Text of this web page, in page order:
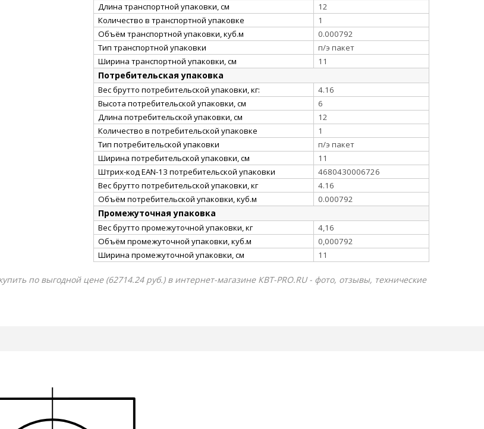
Длина транспортной упаковки, см
12
Количество в транспортной упаковке
1
Объём транспортной упаковки, куб.м
0.000792
Тип транспортной упаковки
п/э пакет
Ширина транспортной упаковки, см
11
Потребительская упаковка
Вес брутто потребительской упаковки, кг:
4.16
Высота потребительской упаковки, см
6
Длина потребительской упаковки, см
12
Количество в потребительской упаковке
1
Тип потребительской упаковки
п/э пакет
Ширина потребительской упаковки, см
11
Штрих-код EAN-13 потребительской упаковки
4680430006726
Вес брутто потребительской упаковки, кг
4.16
Объём потребительской упаковки, куб.м
0.000792
Промежуточная упаковка
Вес брутто промежуточной упаковки, кг
4,16
Объём промежуточной упаковки, куб.м
0,000792
Ширина промежуточной упаковки, см
11
по выгодной цене (62714.24 руб.) в интернет-магазине КВТ-PRO.RU - фото, отзывы, технические